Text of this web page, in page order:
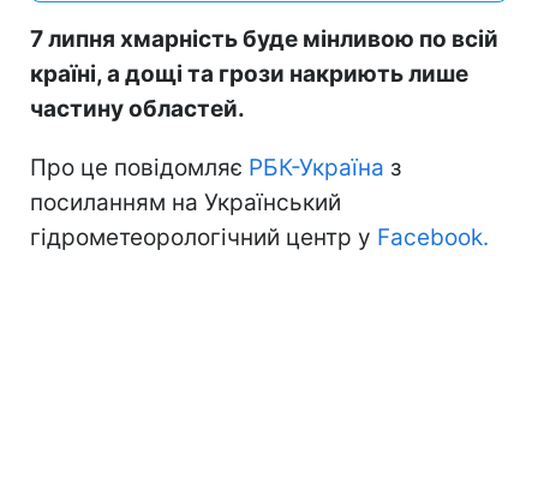
7 липня хмарність буде мінливою по всій
країні, а дощі та грози накриють лише
частину областей.
Про це повідомляє РБК-Україна з
посиланням на Український
гідрометеорологічний центр у Facebook.